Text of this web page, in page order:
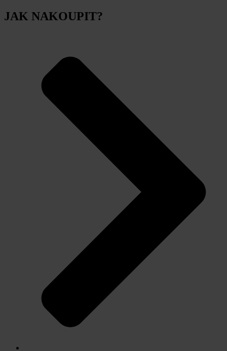
JAK NAKOUPIT?